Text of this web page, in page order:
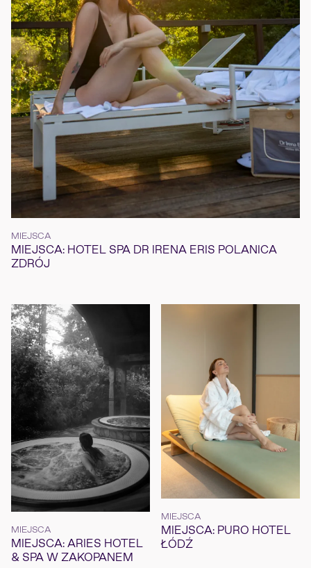
MIEJSCA
MIEJSCA: HOTEL SPA DR IRENA ERIS POLANICA
ZDRÓJ
MIEJSCA
MIEJSCA: ARIES HOTEL
& SPA W ZAKOPANEM
MIEJSCA
MIEJSCA: PURO HOTEL
ŁÓDŹ